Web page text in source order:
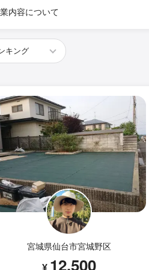
内容について
宮城県仙台市宮城野区
12,500